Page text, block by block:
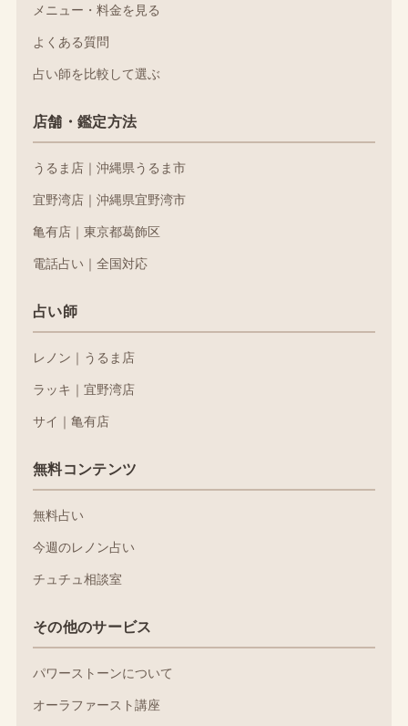
メニュー・料金を見る
よくある質問
占い師を比較して選ぶ
店舗・鑑定方法
うるま店｜沖縄県うるま市
宜野湾店｜沖縄県宜野湾市
亀有店｜東京都葛飾区
電話占い｜全国対応
占い師
レノン｜うるま店
ラッキ｜宜野湾店
サイ｜亀有店
無料コンテンツ
無料占い
今週のレノン占い
チュチュ相談室
その他のサービス
パワーストーンについて
オーラファースト講座